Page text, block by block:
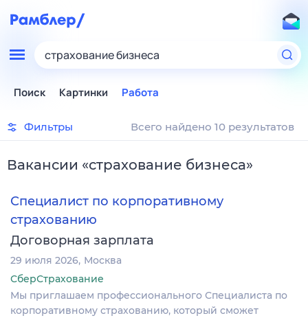
страхование бизнеса
Поиск Картинки Работа
Фильтры Всего найдено 10 результатов
Вакансии «страхование бизнеса»
Специалист по корпоративному
страхованию
Договорная зарплата
29 июля 2026 Москва
СберСтрахование
Мы приглашаем профессионального Специалиста по
корпоративному страхованию, который сможет